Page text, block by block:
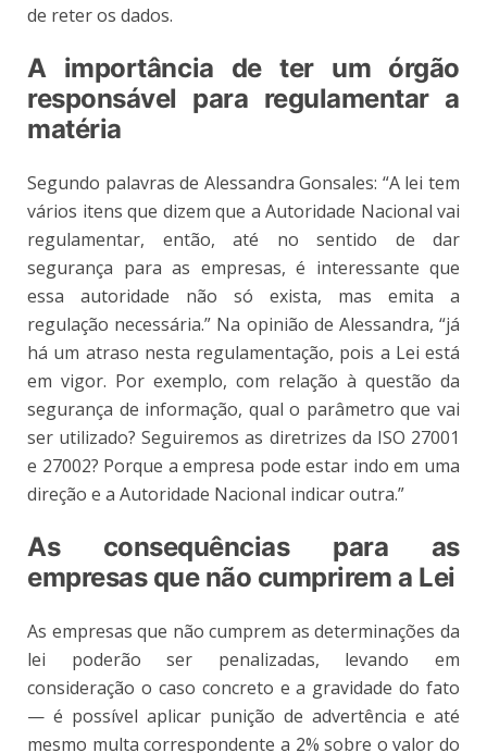
de reter os dados.
A importância de ter um órgão
responsável para regulamentar a
matéria
Segundo palavras de Alessandra Gonsales: “A lei tem
vários itens que dizem que a Autoridade Nacional vai
regulamentar, então, até no sentido de dar
segurança para as empresas, é interessante que
essa autoridade não só exista, mas emita a
regulação necessária.” Na opinião de Alessandra, “já
há um atraso nesta regulamentação, pois a Lei está
em vigor. Por exemplo, com relação à questão da
segurança de informação, qual o parâmetro que vai
ser utilizado? Seguiremos as diretrizes da ISO 27001
e 27002? Porque a empresa pode estar indo em uma
direção e a Autoridade Nacional indicar outra.”
As consequências para as
empresas que não cumprirem a Lei
As empresas que não cumprem as determinações da
lei poderão ser penalizadas, levando em
consideração o caso concreto e a gravidade do fato
— é possível aplicar punição de advertência e até
mesmo multa correspondente a 2% sobre o valor do